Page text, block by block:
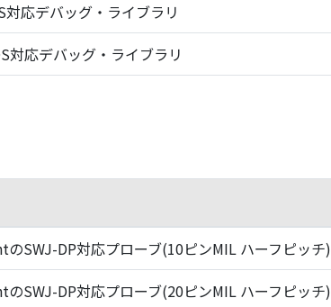
対応デバッグ・ライブラリ
対応デバッグ・ライブラリ
のSWJ-DP対応プローブ(10ピンMIL ハーフピッチ)
のSWJ-DP対応プローブ(20ピンMIL ハーフピッチ)